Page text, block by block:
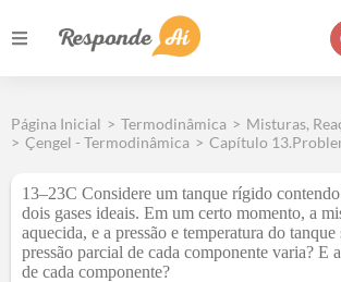
Página Inicial > Termodinâmica > Misturas,
> Çengel - Termodinâmica > Capítulo
13–23C Considere um tanque rígido
dois gases ideais. Em um certo momento, a
aquecida, e a pressão e temperatura do tanque
pressão parcial de cada componente varia? E
de cada componente?